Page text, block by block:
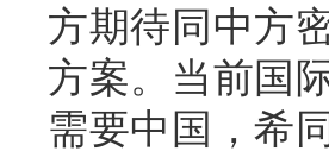
方期待同中方
方案。当前国
需要中国，希